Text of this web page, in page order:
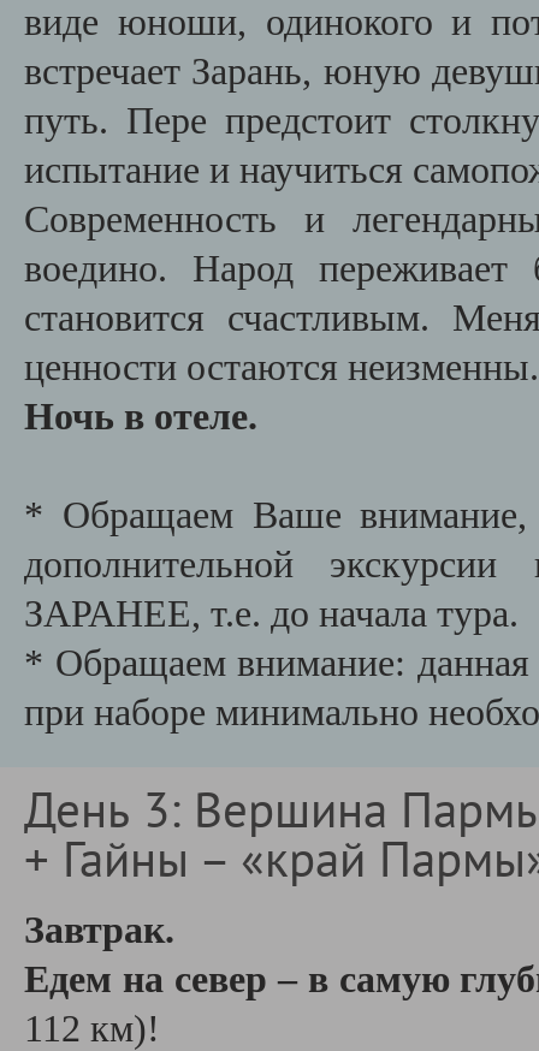
виде юноши, одинокого и
встречает Зарань, юную
путь. Пере предстоит
испытание и научиться
Современность и
воедино. Народ
становится счастливым.
ценности остаются неизменны.
Ночь в отеле.
* Обращаем Ваше внимание,
дополнительной
ЗАРАНЕЕ, т.е. до начала тура.
* Обращаем внимание: данная
при наборе минимально
День 3: Вершина
+ Гайны – «край
Завтрак.
Едем на север – в самую
112 км)!